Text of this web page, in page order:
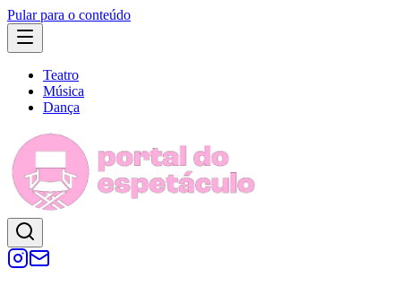
Pular para o conteúdo
Teatro
Música
Dança